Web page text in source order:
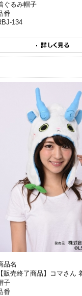
ぐるみ帽子
番
134
品名
【販売終了商品】コマさん
子
番